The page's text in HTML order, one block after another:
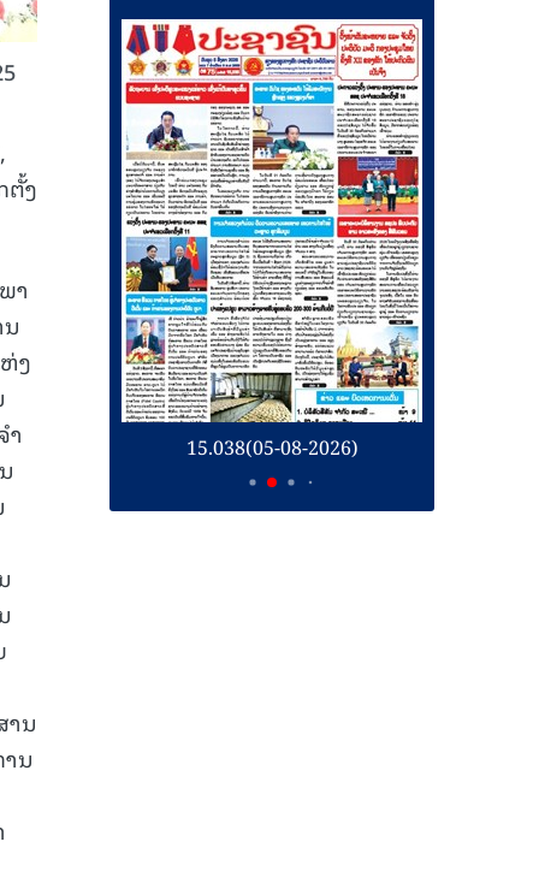
ຕັ້ງ
າ
ງ
າ
ານ
ນ
15.038(05-08-2026)